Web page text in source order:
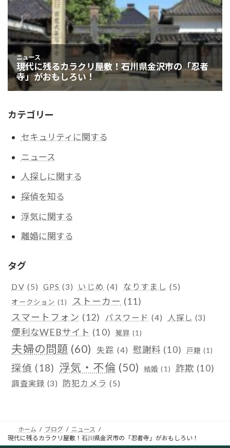
カテゴリー
セキュリティに関する
ニュース
人探しに関する
探偵を知る
浮気に関する
離婚に関する
タグ
DV (5) GPS (3) いじめ (4) なりすまし (5)
オークション (1) ストーカー (11)
スマートフォン (12) パスワード (4) 人探し (3)
便利なWEBサイト (10) 冤罪 (1)
夫婦の問題 (60) 失踪 (4) 慰謝料 (10) 戸籍 (1)
探偵 (18) 浮気・不倫 (50) 結婚 (1) 詐欺 (10)
調査実録 (3) 防犯カメラ (5)
ホーム ブログ
ニュース
現代に残るカラクリ屋敷！石川県金沢市の「忍者寺」がおもしろい！